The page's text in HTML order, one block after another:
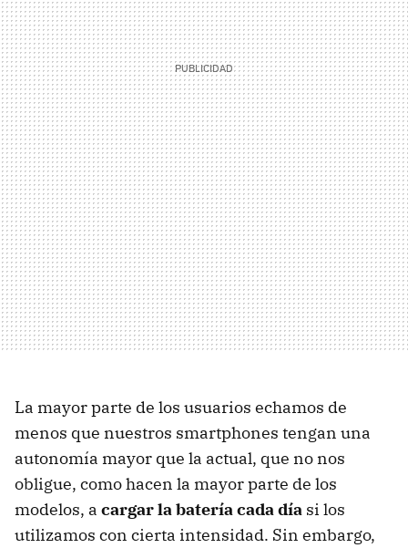
La mayor parte de los usuarios echamos de
menos que nuestros smartphones tengan una
autonomía mayor que la actual, que no nos
obligue, como hacen la mayor parte de los
modelos, a cargar la batería cada día si los
utilizamos con cierta intensidad. Sin embargo,